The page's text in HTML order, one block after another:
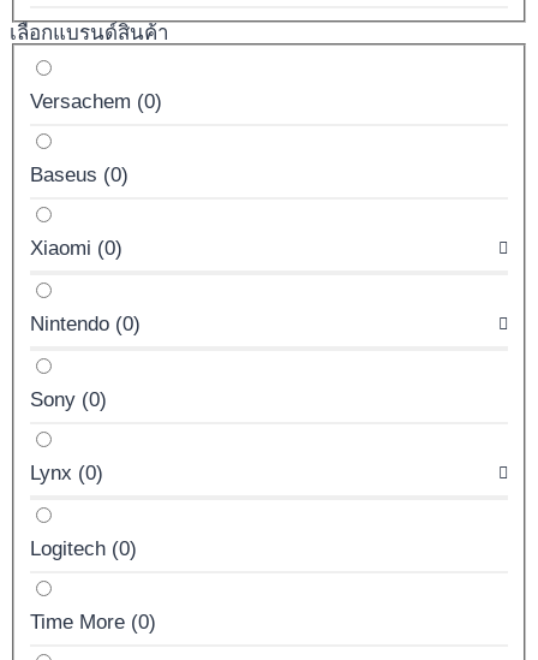
เลือกแบรนด์สินค้า
Versachem (0)
Baseus (0)
Xiaomi (0)
Nintendo (0)
Sony (0)
Lynx (0)
Logitech (0)
Time More (0)